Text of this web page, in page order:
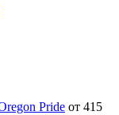
Pride от 415